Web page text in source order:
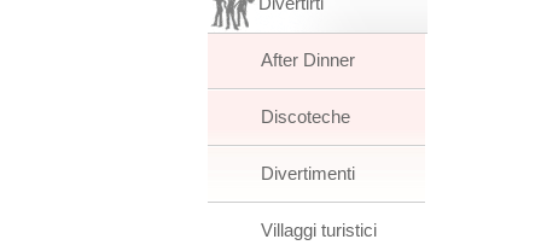
After Dinner
Discoteche
Divertimenti
Villaggi turistici